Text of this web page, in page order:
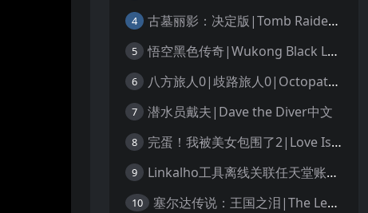
4 古墓丽影：决定版|Tomb Raider: Definitive Edition中文
5 悟空黑色传奇|Wukong Black Legend
6 八方旅人0|歧路旅人0|Octopath Traveler 0中文
7 潜水员戴夫|Dave the Diver中文
8 完蛋！我被美女包围了2|Love Is All Around 2中文
9 Linkalho工具离线关联任天堂账户教程
10 塞尔达传说：王国之泪|The Legend of Zelda: Tears of the Kingdom中文